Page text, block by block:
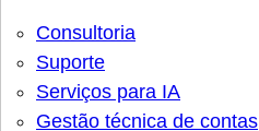
Consultoria
Suporte
Serviços para IA
Gestão técnica de contas